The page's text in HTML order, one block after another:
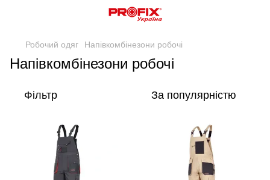
Робочий одяг Напівкомбінезони робочі
Напівкомбінезони робочі
Фільтр За популярністю